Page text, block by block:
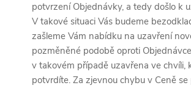
potvrzení Objednávky, a tedy došlo k
V takové situaci Vás budeme
zašleme Vám nabídku na uzavření
pozměněné podobě oproti
v takovém případě uzavřena ve chvíli,
potvrdíte. Za zjevnou chybu v Ceně se